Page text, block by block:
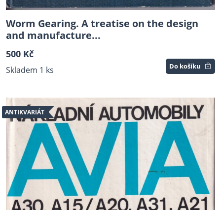
Worm Gearing. A treatise on the design
and manufacture...
500 Kč
Skladem 1 ks Do košíku
ANTIKVARIÁT